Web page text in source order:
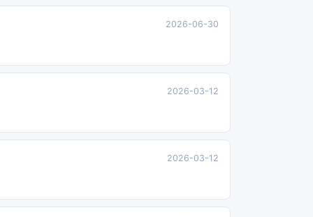
2026-06-30
2026-03-12
2026-03-12